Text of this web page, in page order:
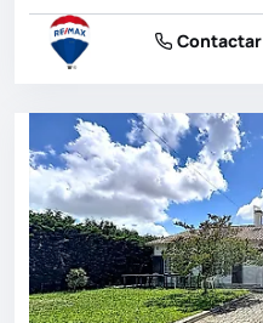
Contactar